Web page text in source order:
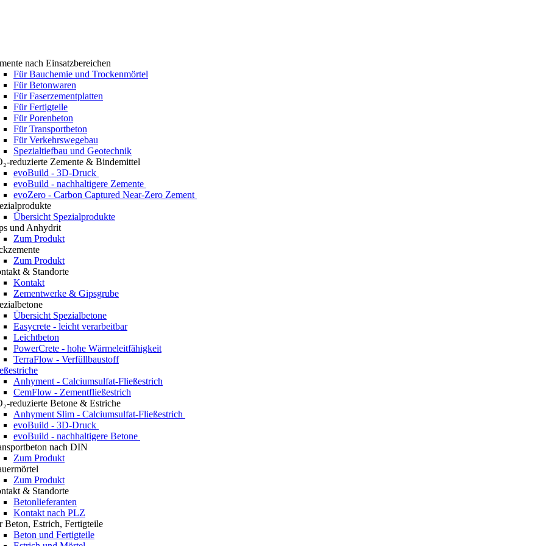
nach Einsatzbereichen
Für Bauchemie und Trockenmörtel
Für Betonwaren
Für Faserzementplatten
Für Fertigteile
Für Porenbeton
Für Transportbeton
Für Verkehrswegebau
Spezialtiefbau und Geotechnik
reduzierte Zemente & Bindemittel
evoBuild - 3D-Druck
evoBuild - nachhaltigere Zemente
evoZero - Carbon Captured Near-Zero Zement
Übersicht Spezialprodukte
und Anhydrit
Zum Produkt
Zum Produkt
& Standorte
Kontakt
Zementwerke & Gipsgrube
Übersicht Spezialbetone
Easycrete - leicht verarbeitbar
Leichtbeton
PowerCrete - hohe Wärmeleitfähigkeit
TerraFlow - Verfüllbaustoff
Anhyment - Calciumsulfat-Fließestrich
CemFlow - Zementfließestrich
reduzierte Betone & Estriche
Anhyment Slim - Calciumsulfat-Fließestrich
evoBuild - 3D-Druck
evoBuild - nachhaltigere Betone
nach DIN
Zum Produkt
Zum Produkt
& Standorte
Betonlieferanten
Kontakt nach PLZ
Beton, Estrich, Fertigteile
Beton und Fertigteile